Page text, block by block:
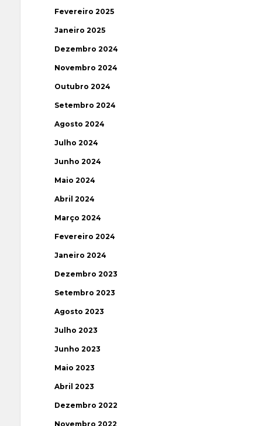
Fevereiro 2025
Janeiro 2025
Dezembro 2024
Novembro 2024
Outubro 2024
Setembro 2024
Agosto 2024
Julho 2024
Junho 2024
Maio 2024
Abril 2024
Março 2024
Fevereiro 2024
Janeiro 2024
Dezembro 2023
Setembro 2023
Agosto 2023
Julho 2023
Junho 2023
Maio 2023
Abril 2023
Dezembro 2022
Novembro 2022